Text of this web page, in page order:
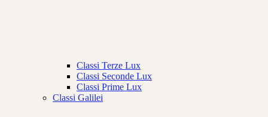
Classi Terze Lux
Classi Seconde Lux
Classi Prime Lux
Classi Galilei